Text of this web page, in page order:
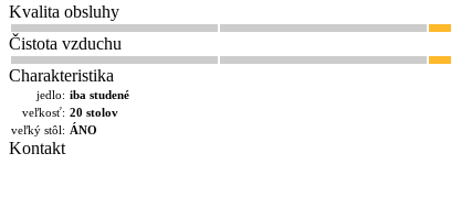
Kvalita obsluhy
Čistota vzduchu
Charakteristika
jedlo: iba studené
veľkosť: 20 stolov
veľký stôl: ÁNO
Kontakt